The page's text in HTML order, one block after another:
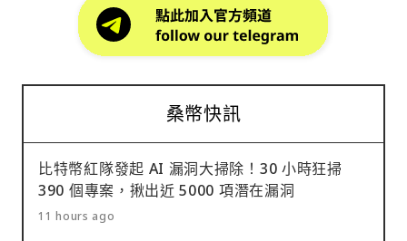
桑幣快訊
比特幣紅隊發起 AI 漏洞大掃除！30 小時狂掃
390 個專案，揪出近 5000 項潛在漏洞
11 hours ago